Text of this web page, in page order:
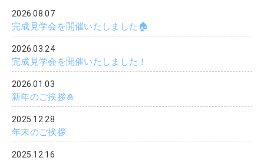
2026.08.07
完成見学会を開催いたしました🏠
2026.03.24
完成見学会を開催いたしました！
2026.01.03
新年のご挨拶🎍
2025.12.28
年末のご挨拶
2025.12.16